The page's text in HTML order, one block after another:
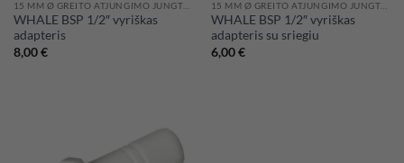
WHALE BSP 1/2″ vyriškas
adapteris
8,00€
WHALE BSP 1/2″ vyriškas
adapteris su sriegiu
6,00€